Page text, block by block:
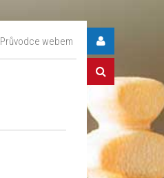
Průvodce webem